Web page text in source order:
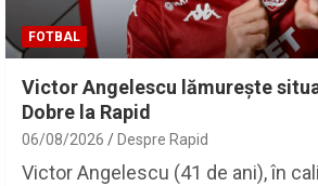
FOTBAL
Victor Angelescu lămurește
Dobre la Rapid
06/08/2026 Despre Rapid
Victor Angelescu (41 de ani), în